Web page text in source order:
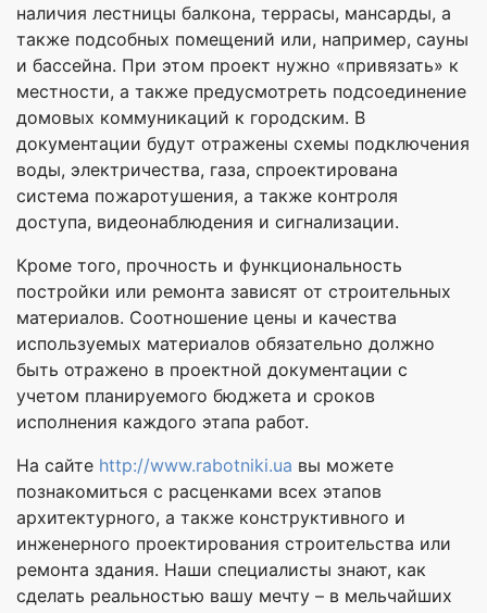
наличия лестницы балкона, террасы, мансарды, а
также подсобных помещений или, например, сауны
и бассейна. При этом проект нужно «привязать» к
местности, а также предусмотреть подсоединение
домовых коммуникаций к городским. В
документации будут отражены схемы подключения
воды, электричества, газа, спроектирована
система пожаротушения, а также контроля
доступа, видеонаблюдения и сигнализации.
Кроме того, прочность и функциональность
постройки или ремонта зависят от строительных
материалов. Соотношение цены и качества
используемых материалов обязательно должно
быть отражено в проектной документации с
учетом планируемого бюджета и сроков
исполнения каждого этапа работ.
На сайте http://www.rabotniki.ua вы можете
познакомиться с расценками всех этапов
архитектурного, а также конструктивного и
инженерного проектирования строительства или
ремонта здания. Наши специалисты знают, как
сделать реальностью вашу мечту – в мельчайших